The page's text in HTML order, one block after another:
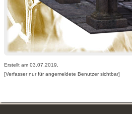
Erstellt am 03.07.2019,
[Verfasser nur für angemeldete Benutzer sichtbar]